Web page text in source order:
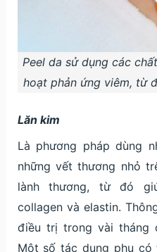
Peel da sử dụng các
hoạt phản ứng viêm, từ
Lăn kim
Là phương pháp dùng
những vết thương nhỏ
lành thương, từ đó
collagen và elastin.
điều trị trong vài tháng
Một số tác dụng phụ có